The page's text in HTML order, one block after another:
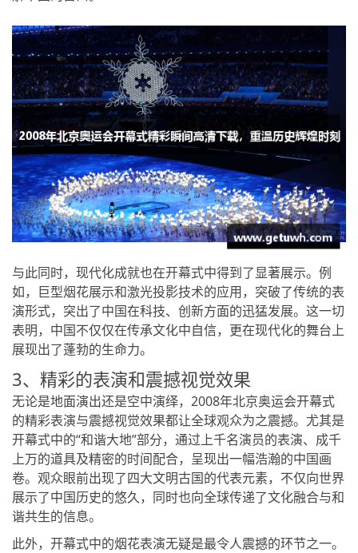
与此同时，现代化成就也在开幕式中得到了显著展示。例
如，巨型烟花展示和激光投影技术的应用，突破了传统的表
演形式，突出了中国在科技、创新方面的迅猛发展。这一切
表明，中国不仅仅在传承文化中自信，更在现代化的舞台上
展现出了蓬勃的生命力。
3、精彩的表演和震撼视觉效果
无论是地面演出还是空中演绎，2008年北京奥运会开幕式
的精彩表演与震撼视觉效果都让全球观众为之震撼。尤其是
开幕式中的“和谐大地”部分，通过上千名演员的表演、成千
上万的道具及精密的时间配合，呈现出一幅浩瀚的中国画
卷。观众眼前出现了四大文明古国的代表元素，不仅向世界
展示了中国历史的悠久，同时也向全球传递了文化融合与和
谐共生的信息。
此外，开幕式中的烟花表演无疑是最令人震撼的环节之一。